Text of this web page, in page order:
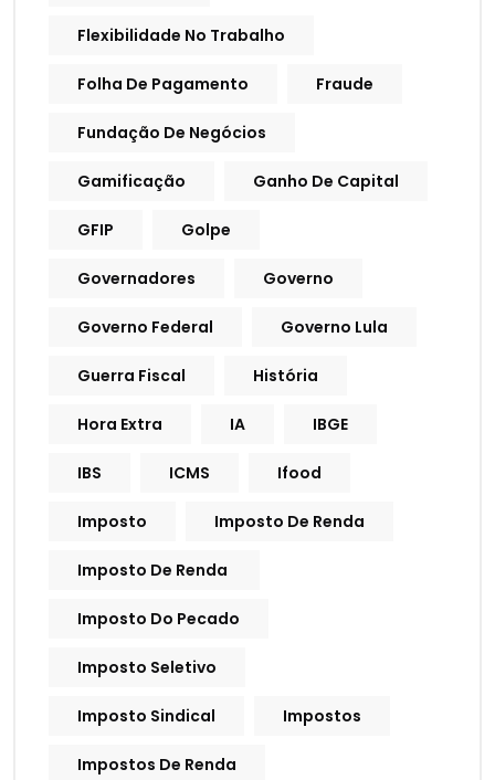
Flexibilidade No Trabalho
Folha De Pagamento Fraude
Fundação De Negócios
Gamificação Ganho De Capital
GFIP Golpe
Governadores Governo
Governo Federal Governo Lula
Guerra Fiscal História
Hora Extra IA IBGE
IBS ICMS Ifood
Imposto Imposto De Renda
Imposto De Renda
Imposto Do Pecado
Imposto Seletivo
Imposto Sindical Impostos
Impostos De Renda